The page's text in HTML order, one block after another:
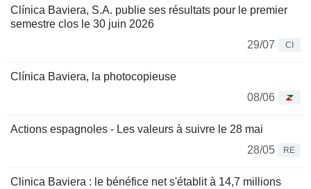
Clínica Baviera, S.A. publie ses résultats pour le premier
semestre clos le 30 juin 2026
29/07
CI
Clínica Baviera, la photocopieuse
08/06
Actions espagnoles - Les valeurs à suivre le 28 mai
28/05
RE
Clinica Baviera : le bénéfice net s'établit à 14,7 millions